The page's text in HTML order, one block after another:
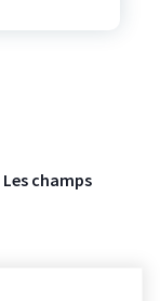
Les champs